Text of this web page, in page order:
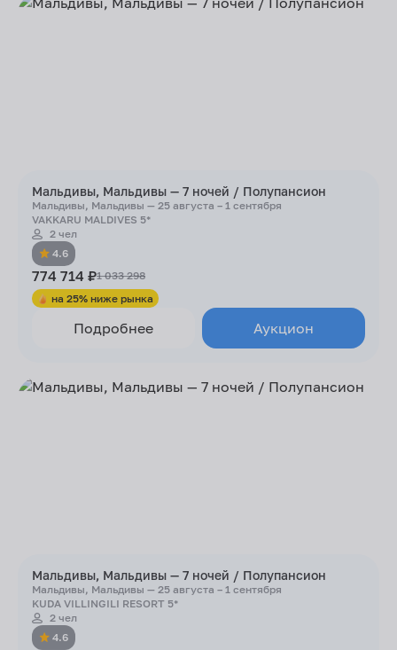
Мальдивы, Мальдивы — 7 ночей / Полупансион
Мальдивы, Мальдивы — 25 августа – 1 сентября
VAKKARU MALDIVES 5*
2 чел
4.6
774 714 ₽1 033 298
на 25% ниже рынка
Подробнее Аукцион
Мальдивы, Мальдивы — 7 ночей / Полупансион
Мальдивы, Мальдивы — 25 августа – 1 сентября
KUDA VILLINGILI RESORT 5*
2 чел
4.6